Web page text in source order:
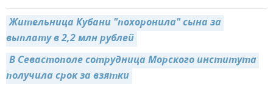
Жительница Кубани "похоронила" сына за
выплату в 2,2 млн рублей
В Севастополе сотрудница Морского института
получила срок за взятки